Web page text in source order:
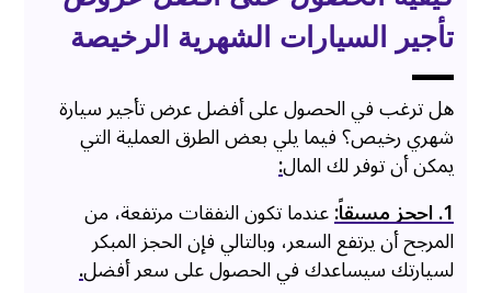
تأجير السيارات الشهرية الرخيصة
هل ترغب في الحصول على أفضل عرض تأجير سيارة
شهري رخيص؟ فيما يلي بعض الطرق العملية التي
يمكن أن توفر لك المال:
1. احجز مسبقاً:
عندما تكون النفقات مرتفعة، من
المرجح أن يرتفع السعر، وبالتالي فإن الحجز المبكر
لسيارتك سيساعدك في الحصول على سعر أفضل.